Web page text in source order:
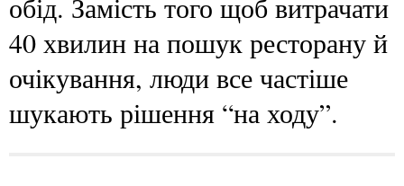
40 хвилин на пошук ресторану й
очікування, люди все частіше
шукають рішення “на ходу”.